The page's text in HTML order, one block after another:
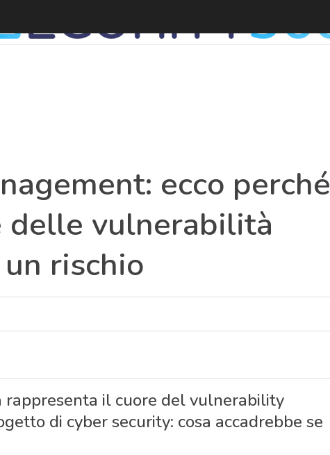
ecco perché
delle vulnerabilità
rischio
il cuore del vulnerability
di cyber security: cosa accadrebbe se